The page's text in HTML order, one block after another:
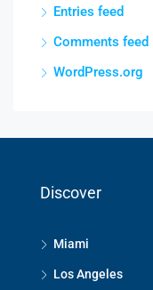
Entries feed
Comments feed
WordPress.org
Discover
Miami
Los Angeles